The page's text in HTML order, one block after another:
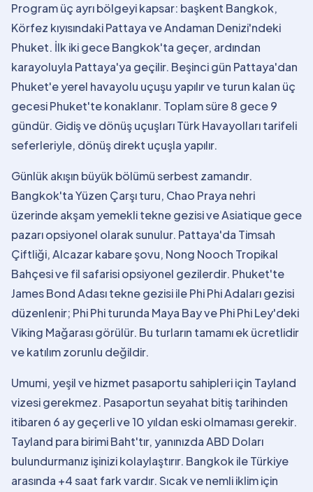
Program üç ayrı bölgeyi kapsar: başkent Bangkok,
Körfez kıyısındaki Pattaya ve Andaman Denizi'ndeki
Phuket. İlk iki gece Bangkok'ta geçer, ardından
karayoluyla Pattaya'ya geçilir. Beşinci gün Pattaya'dan
Phuket'e yerel havayolu uçuşu yapılır ve turun kalan üç
gecesi Phuket'te konaklanır. Toplam süre 8 gece 9
gündür. Gidiş ve dönüş uçuşları Türk Havayolları tarifeli
seferleriyle, dönüş direkt uçuşla yapılır.
Günlük akışın büyük bölümü serbest zamandır.
Bangkok'ta Yüzen Çarşı turu, Chao Praya nehri
üzerinde akşam yemekli tekne gezisi ve Asiatique gece
pazarı opsiyonel olarak sunulur. Pattaya'da Timsah
Çiftliği, Alcazar kabare şovu, Nong Nooch Tropikal
Bahçesi ve fil safarisi opsiyonel gezilerdir. Phuket'te
James Bond Adası tekne gezisi ile Phi Phi Adaları gezisi
düzenlenir; Phi Phi turunda Maya Bay ve Phi Phi Ley'deki
Viking Mağarası görülür. Bu turların tamamı ek ücretlidir
ve katılım zorunlu değildir.
Umumi, yeşil ve hizmet pasaportu sahipleri için Tayland
vizesi gerekmez. Pasaportun seyahat bitiş tarihinden
itibaren 6 ay geçerli ve 10 yıldan eski olmaması gerekir.
Tayland para birimi Baht'tır, yanınızda ABD Doları
bulundurmanız işinizi kolaylaştırır. Bangkok ile Türkiye
arasında +4 saat fark vardır. Sıcak ve nemli iklim için